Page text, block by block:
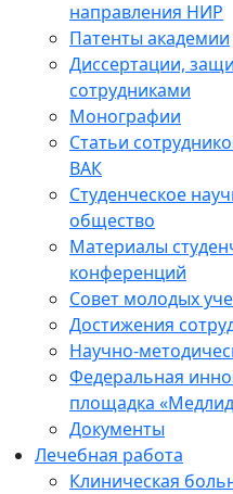
направления НИР
Патенты академии
Диссертации,
сотрудниками
Монографии
Статьи
ВАК
Студенческое
общество
Материалы
конференций
Совет молодых
Достижения
Научно-
Федеральная
площадка
Документы
Лечебная работа
Клиническая